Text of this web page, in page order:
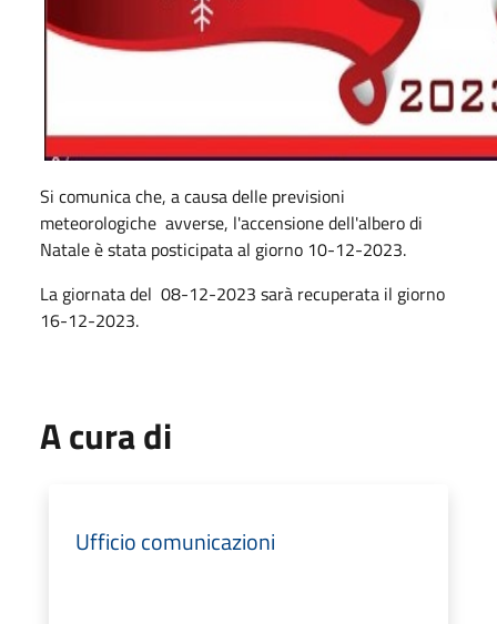
Si comunica che, a causa delle previsioni
meteorologiche avverse, l'accensione dell'albero di
Natale è stata posticipata al giorno 10-12-2023.
La giornata del 08-12-2023 sarà recuperata il giorno
16-12-2023.
A cura di
Ufficio comunicazioni